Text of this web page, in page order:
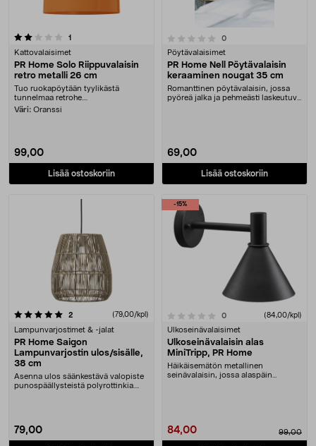
1
Kattovalaisimet
PR Home Solo Riippuvalaisin
retro metalli 26 cm
Tuo ruokapöytään tyylikästä
tunnelmaa retrohe....
Väri: Oranssi
99,00
Lisää ostoskoriin
0.0 viidestä tähdestä 0arvostelut
Pöytävalaisimet
PR Home Nell Pöytävalaisin
keraaminen nougat 35 cm
Romanttinen pöytävalaisin, jossa
pyöreä jalka ja pehmeästi laskeutuva
69,00
Lisää ostoskoriin
2arvostelut (79,00/kpl)
Lampunvarjostimet & -jalat
PR Home Saigon
Lampunvarjostin ulos/sisälle,
38 cm
Asenna ulos säänkestävä valopiste
punospäällysteistä polyrottinkia.
79,00
-15%
0.0 viidestä tähdestä 0arvostelut (84,00/kpl)
Ulkoseinävalaisimet
Ulkoseinävalaisin alas
MiniTripp, PR Home
Häikäisemätön metallinen
seinävalaisin, jossa alaspäin
84,00 99,00